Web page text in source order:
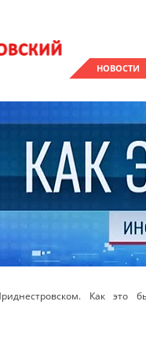
НОВОСТИ
Как это